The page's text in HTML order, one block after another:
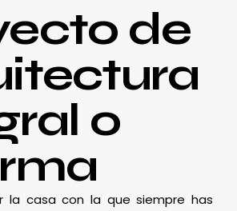
de
o
la casa con la que siempre has